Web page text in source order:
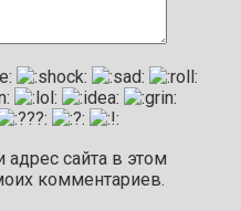
сайта в этом
комментариев.